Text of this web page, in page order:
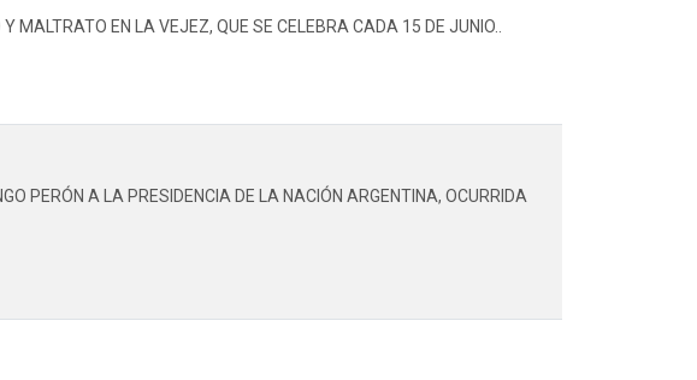
MALTRATO EN LA VEJEZ, QUE SE CELEBRA CADA 15 DE JUNIO..
PERÓN A LA PRESIDENCIA DE LA NACIÓN ARGENTINA, OCURRIDA